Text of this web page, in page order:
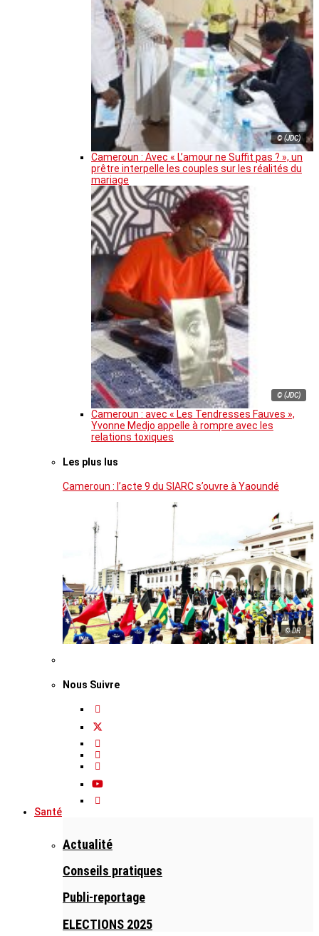
© (JDC)
Cameroun : Avec « L’amour ne Suffit pas ? », un
prêtre interpelle les couples sur les réalités du
mariage
© (JDC)
Cameroun : avec « Les Tendresses Fauves »,
Yvonne Medjo appelle à rompre avec les
relations toxiques
Les plus lus
Cameroun : l’acte 9 du SIARC s’ouvre à Yaoundé
© DR
Nous Suivre
Santé
Actualité
Conseils pratiques
Publi-reportage
ELECTIONS 2025